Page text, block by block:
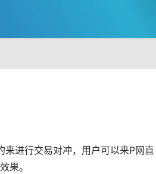
来进行交易对冲，用户可以来P网直
效果。